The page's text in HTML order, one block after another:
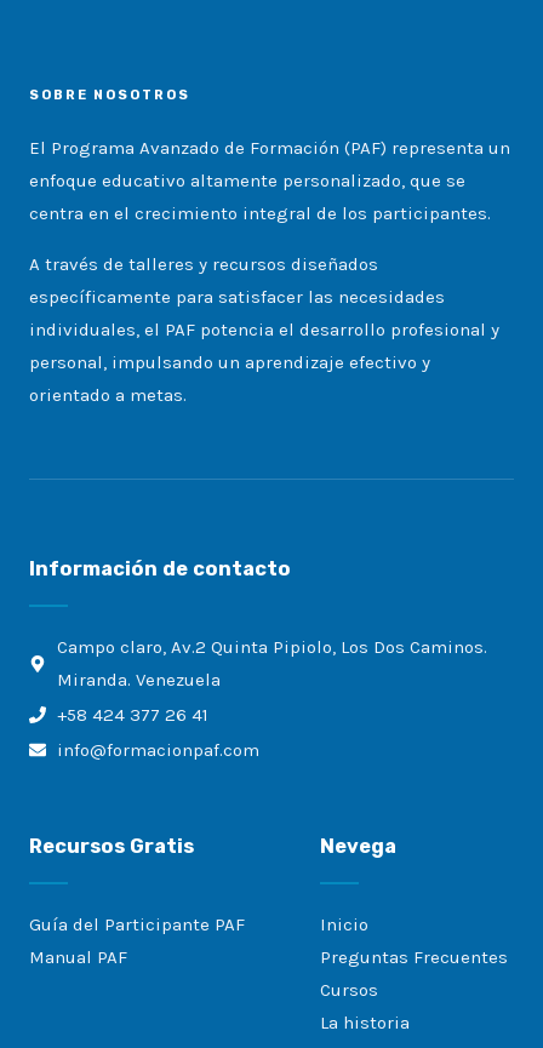
SOBRE NOSOTROS
El Programa Avanzado de Formación (PAF) representa un
enfoque educativo altamente personalizado, que se
centra en el crecimiento integral de los participantes.
A través de talleres y recursos diseñados
específicamente para satisfacer las necesidades
individuales, el PAF potencia el desarrollo profesional y
personal, impulsando un aprendizaje efectivo y
orientado a metas.
Nevega
Inicio
Preguntas Frecuentes
Cursos
La historia
Recursos Gratis
Guía del Participante PAF
Manual PAF
Información de contacto
Campo claro, Av.2 Quinta Pipiolo, Los Dos Caminos.
Miranda. Venezuela
+58 424 377 26 41
info@formacionpaf.com